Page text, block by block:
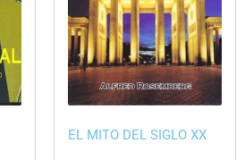
EL MITO DEL SIGLO XX